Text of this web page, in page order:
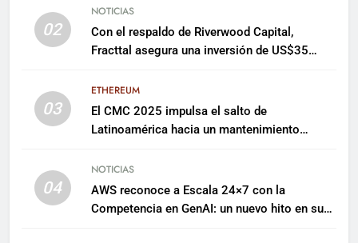
02
NOTICIAS
Con el respaldo de Riverwood Capital,
Fracttal asegura una inversión de US$35
03
ETHEREUM
El CMC 2025 impulsa el salto de
Latinoamérica hacia un mantenimiento
04
NOTICIAS
AWS reconoce a Escala 24×7 con la
Competencia en GenAI: un nuevo hito en su